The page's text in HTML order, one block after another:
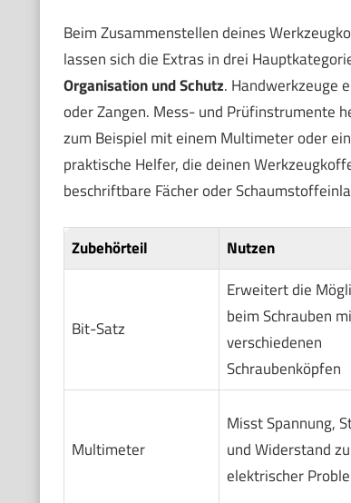
Beim Zusammenstellen deines
lassen sich die Extras in drei
Organisation und Schutz. Handwerkzeuge
oder Zangen. Mess- und Prüfinstrumente
zum Beispiel mit einem Multimeter oder
praktische Helfer, die deinen
beschriftbare Fächer oder
Zubehörteil Nutzen
Bit-Satz
Erweitert die
beim Schrauben
verschiedenen
Schraubenköpfen
Multimeter
Misst Spannung,
und Widerstand
elektrischer